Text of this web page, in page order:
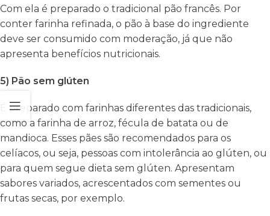
Com ela é preparado o tradicional pão francês. Por
conter farinha refinada, o pão à base do ingrediente
deve ser consumido com moderação, já que não
apresenta benefícios nutricionais.
5) Pão sem glúten
É preparado com farinhas diferentes das tradicionais,
como a farinha de arroz, fécula de batata ou de
mandioca. Esses pães são recomendados para os
celíacos, ou seja, pessoas com intolerância ao glúten, ou
para quem segue dieta sem glúten. Apresentam
sabores variados, acrescentados com sementes ou
frutas secas, por exemplo.